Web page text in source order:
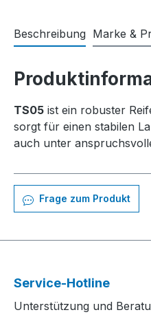
Beschreibung Marke &
TS05 ist ein robuster
sorgt für einen stabilen
auch unter
Frage zum Produkt
Service-Hotline
Unterstützung und